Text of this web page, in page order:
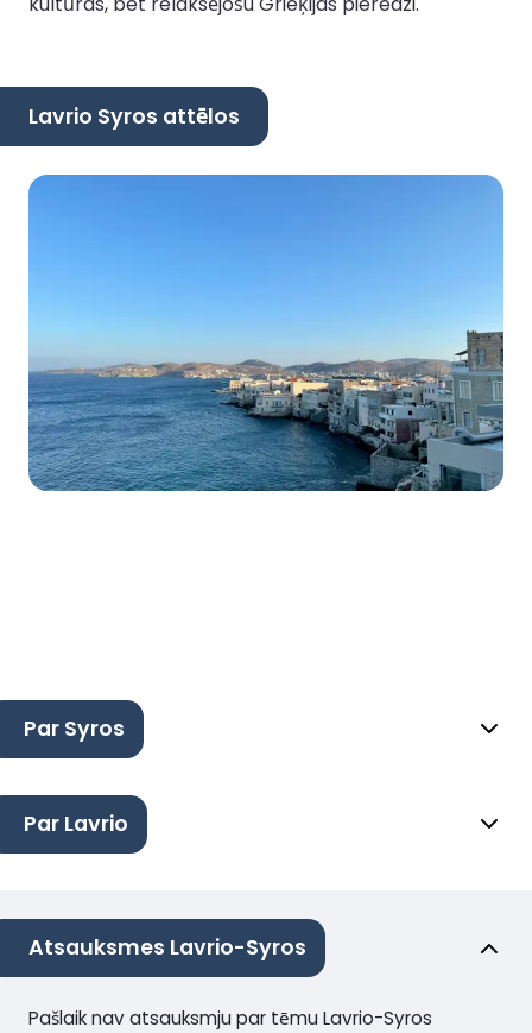
Lavrio Syros attēlos
Par Syros
Par Lavrio
Atsauksmes Lavrio-Syros
Pašlaik nav atsauksmju par tēmu Lavrio-Syros